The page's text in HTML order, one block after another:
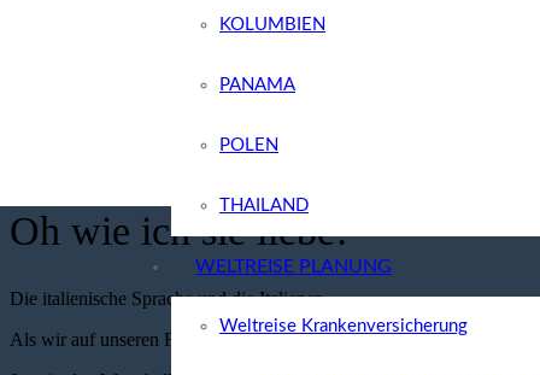
KOLUMBIEN
PANAMA
POLEN
THAILAND
WELTREISE PLANUNG
Weltreise Krankenversicherung
REISEBERICHTE
Oh wie ich sie liebe!
Die italienische Sprache und die Italiener.
Als wir auf unseren Flug in Gdansk (deutsch = Danzig) warteten,